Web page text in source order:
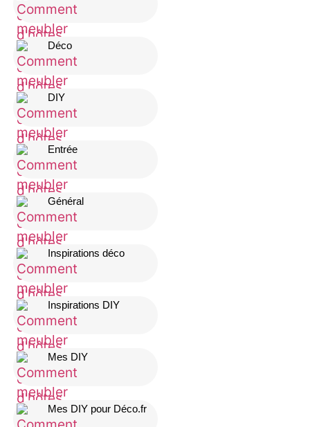
Déco
DIY
Entrée
Général
Inspirations déco
Inspirations DIY
Mes DIY
Mes DIY pour Déco.fr